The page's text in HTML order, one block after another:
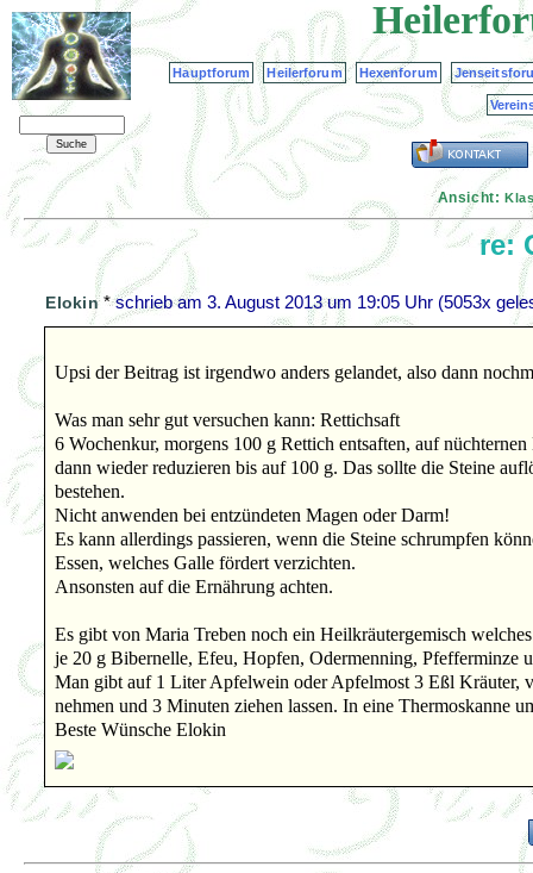
Hauptforum Heilerforum Hexenforum
Ansicht:
re:
Elokin*schrieb am3. August 2013 um 19:05 Uhr (5053x
Upsi der Beitrag ist irgendwo anders gelandet, also dann
Was man sehr gut versuchen kann: Rettichsaft
6 Wochenkur, morgens 100 g Rettich entsaften, auf
dann wieder reduzieren bis auf 100 g. Das sollte die Steine
bestehen.
Nicht anwenden bei entzündeten Magen oder Darm!
Es kann allerdings passieren, wenn die Steine schrumpfen
Essen, welches Galle fördert verzichten.
Ansonsten auf die Ernährung achten.
Es gibt von Maria Treben noch ein Heilkräutergemisch
je 20 g Bibernelle, Efeu, Hopfen, Odermenning, Pfefferminze
Man gibt auf 1 Liter Apfelwein oder Apfelmost 3 Eßl Kräuter,
nehmen und 3 Minuten ziehen lassen. In eine Thermoskanne
Beste Wünsche Elokin